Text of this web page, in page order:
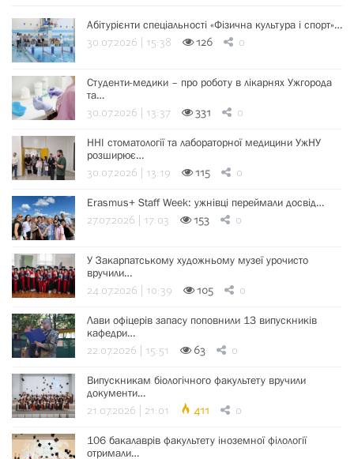
Абітурієнти спеціальності «Фізична культура і спорт»…
30.07.2026 | 15:38 126 0
Студенти-медики – про роботу в лікарнях Ужгорода
та…
30.07.2026 | 13:37 331 0
ННІ стоматології та лабораторної медицини УжНУ
розширює…
30.07.2026 | 13:19 115 0
Erasmus+ Staff Week: ужнівці переймали досвід…
27.07.2026 | 17:03 153 0
У Закарпатському художньому музеї урочисто
вручили…
24.07.2026 | 10:39 105 0
Лави офіцерів запасу поповнили 13 випускників
кафедри…
22.07.2026 | 15:51 63 0
Випускникам біологічного факультету вручили
документи…
21.07.2026 | 21:01 411 0
106 бакалаврів факультету іноземної філології
отримали…